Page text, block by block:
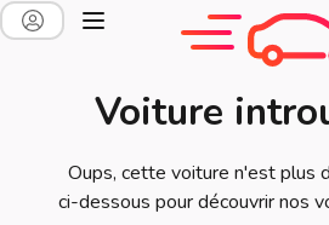
Voiture
Oups, cette voiture n'est plus
ci-dessous pour découvrir nos